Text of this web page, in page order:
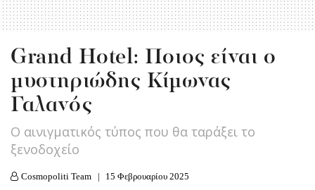
Grand Hotel: Ποιος είναι ο
μυστηριώδης Κίμωνας
Γαλανός
Ο αινιγματικός τύπος που θα ταράξει το
ξενοδοχείο
Cosmopoliti Team 15 Φεβρουαρίου 2025